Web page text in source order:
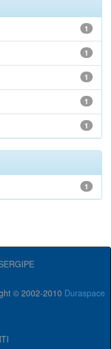
1
1
1
1
1
1
© 2002-2010 Duraspace